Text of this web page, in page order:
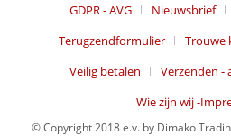
GDPR - AVG
Nieuwsbrief
Terugzendformulier
Trouwe
Veilig betalen
Verzenden -
Wie zijn wij -
© Copyright 2018 e.v. by Dimako